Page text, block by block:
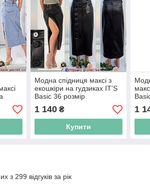
Модна спідниця максі з
екошкіри на гудзиках ITʼS
Basic 36 розмір
1 140₴
Купити
1
з 299 відгуків за рік